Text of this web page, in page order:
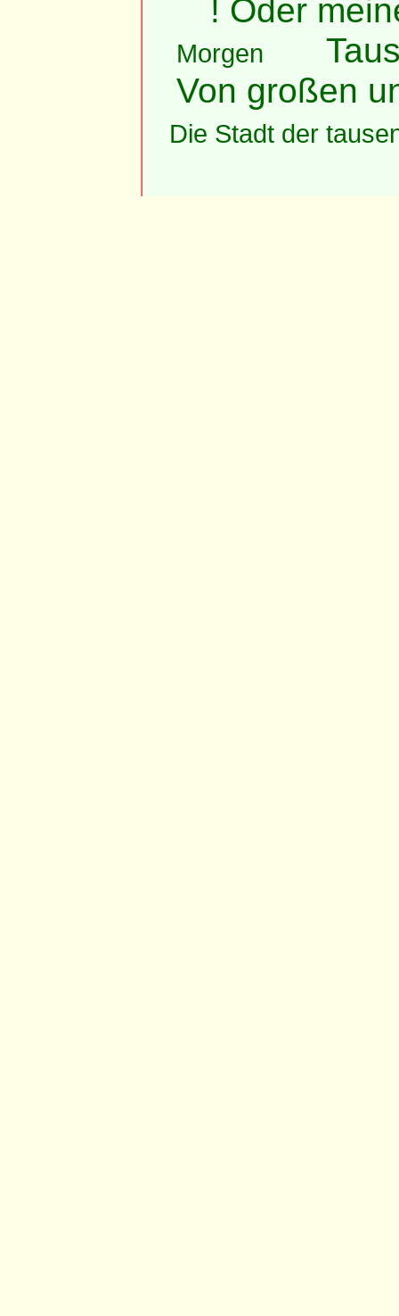
! Oder
Morgen
Von großen
Die Stadt der